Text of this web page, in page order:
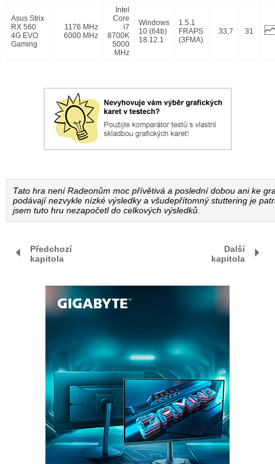
Asus Strix
RX 560
4G EVO
Gaming
1176 MHz
6000 MHz
Intel
Core
i7
8700K
5000
MHz
Windows
10 (64b)
18.12.1
1.5.1
FRAPS
(3FMA)
33,7 31
Tato hra není Radeonům moc přívětivá a poslední dobou ani ke
podávají nezvykle nízké výsledky a všudepřítomný stuttering je
jsem tuto hru nezapočetl do celkových výsledků.
Předchozí
kapitola
Další
kapitola